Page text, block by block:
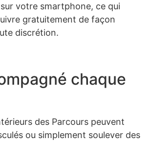
votre smartphone, ce qui
gratuitement de façon
discrétion.
chaque
des Parcours peuvent
ou simplement soulever des